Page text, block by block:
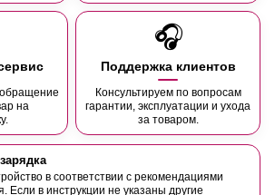
на
🎧
Поддержка клиентов
Консультируем по вопросам
гарантии, эксплуатации и ухода
за товаром.
в соответствии с рекомендациями
Если в инструкции не указаны другие